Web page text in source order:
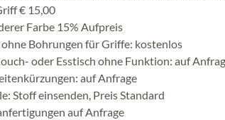
€ 15,00
Farbe 15% Aufpreis
Bohrungen für Griffe: kostenlos
oder Esstisch ohne Funktion: auf
auf Anfrage
Stoff einsenden, Preis Standard
auf Anfrage